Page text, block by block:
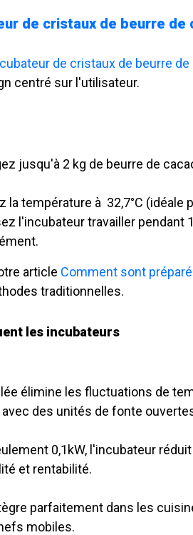
de cristaux de beurre de
de cristaux de beurre de
centré sur l'utilisateur.
jusqu'à 2 kg de beurre de
la température à 32,7°C
l'incubateur travailler pendant
article Comment sont
traditionnelles.
les incubateurs
élimine les fluctuations de
des unités de fonte
0,1kW, l'incubateur
et rentabilité.
parfaitement dans les
mobiles.